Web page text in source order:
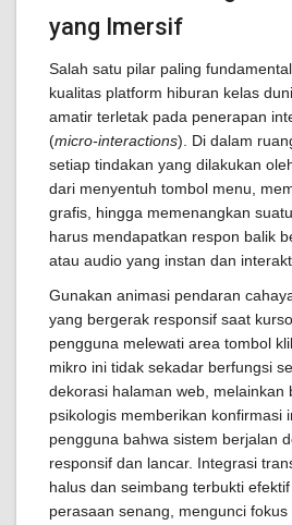
yang Imersif
Salah satu pilar paling
kualitas platform hiburan kelas
amatir terletak pada penerapan
(micro-interactions). Di dalam
setiap tindakan yang dilakukan
dari menyentuh tombol menu,
grafis, hingga memenangkan
harus mendapatkan respon balik
atau audio yang instan dan
Gunakan animasi pendaran
yang bergerak responsif saat
pengguna melewati area tombol
mikro ini tidak sekadar berfungsi
dekorasi halaman web, melainkan
psikologis memberikan konfirmasi
pengguna bahwa sistem berjalan
responsif dan lancar. Integrasi
halus dan seimbang terbukti
perasaan senang, mengunci